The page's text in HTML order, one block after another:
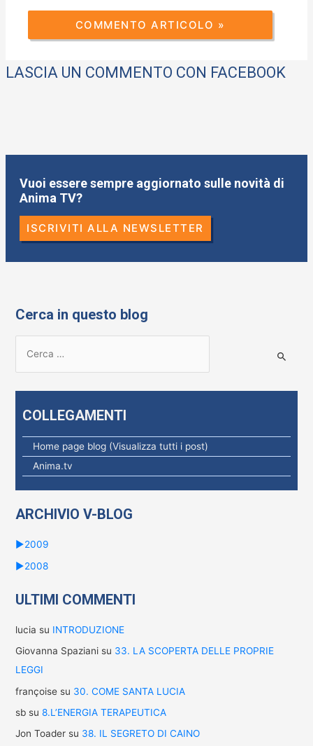
LASCIA UN COMMENTO CON FACEBOOK
Vuoi essere sempre aggiornato sulle novità di
Anima TV?
ISCRIVITI ALLA NEWSLETTER
Cerca in questo blog
r
COLLEGAMENTI
Home page blog (Visualizza tutti i post)
Anima.tv
ARCHIVIO V-BLOG
►2009
►2008
ULTIMI COMMENTI
lucia su INTRODUZIONE
Giovanna Spazianisu 33. LA SCOPERTA DELLE PROPRIE
LEGGI
françoisesu 30. COME SANTA LUCIA
sbsu 8.L’ENERGIA TERAPEUTICA
Jon Toadersu 38. IL SEGRETO DI CAINO